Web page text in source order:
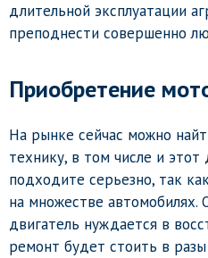
длительной эксплуатации
преподнести совершенно
Приобретение
На рынке сейчас можно
технику, в том числе и
подходите серьезно, так
на множестве автомобилях.
двигатель нуждается в
ремонт будет стоить в